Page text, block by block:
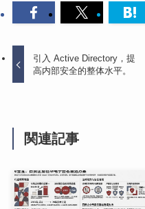
引入 Active Directory，提
高内部安全的整体水平。
関連記事